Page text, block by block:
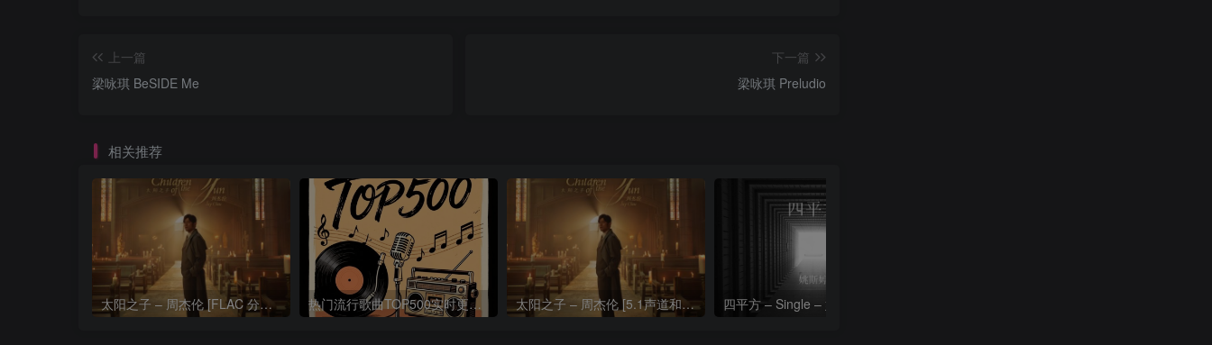
上一篇
梁咏琪 BeSIDE Me
下一篇
梁咏琪 Preludio
相关推荐
太阳之子 – 周杰伦 [FLAC 分轨 192Khz 24bit] 热门流行歌曲TOP500实时更新192khz/24bit【母带音质】 太阳之子 – 周杰伦 [5.1声道和192k母带] 四平方 – Single – 姚斯婷